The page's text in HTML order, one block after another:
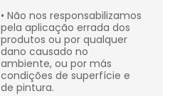
• Não nos responsabilizamos
pela aplicação errada dos
produtos ou por qualquer
dano causado no
ambiente, ou por más
condições de superfície e
de pintura.